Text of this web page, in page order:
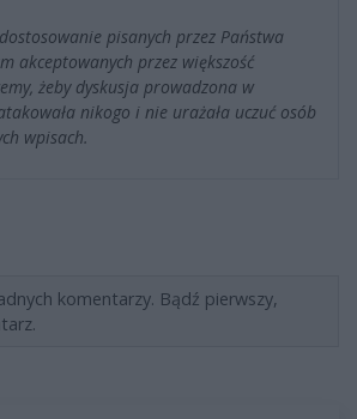
pisanych przez Państwa
akceptowanych przez większość
żeby dyskusja prowadzona w
nikogo i nie urażała uczuć osób
wpisach.
komentarzy. Bądź pierwszy,